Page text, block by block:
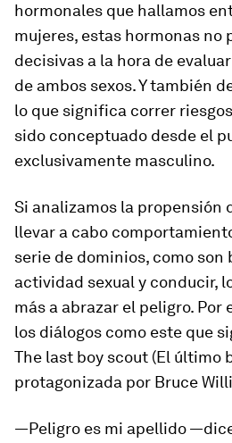
hormonales que hallamos
mujeres, estas hormonas no
decisivas a la hora de
de ambos sexos. Y también
lo que significa correr riesgos
sido conceptuado desde el
exclusivamente masculino.
Si analizamos la propensión
llevar a cabo
serie de dominios, como
actividad sexual y conducir,
más a abrazar el peligro. Por
los diálogos como este que
The last boy scout (El último
protagonizada por Bruce
—Peligro es mi apellido